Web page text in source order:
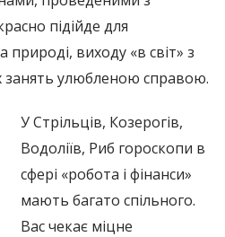
підійде для
виходу «в світ» з
занять улюбленою справою.
У Стрільців, Козерогів,
Водоліїв, Риб гороскопи в
сфері «робота і фінанси»
мають багато спільного.
Вас чекає міцне